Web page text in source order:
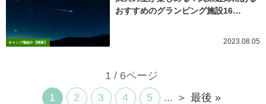
キャンプ場紹介【関東】
おすすめのグランピング施設16…
2023.08.05
1 / 6ページ
1
2 3 4 5 ... ＞ 最後 »